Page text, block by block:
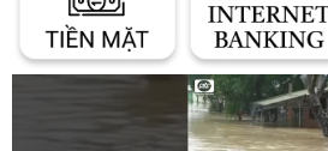
hình khoảng ngân sách ban
báo giá chính thức.
Khoảng giá giúp
hình ngân sách